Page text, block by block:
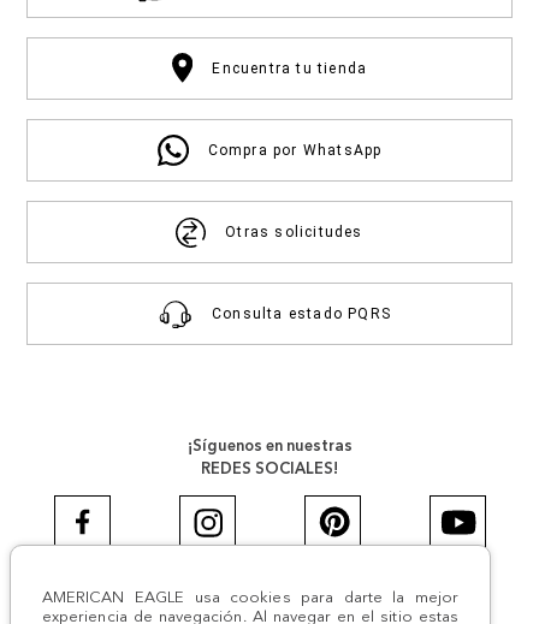
AMERICAN EAGLE usa cookies para darte la mejor
experiencia de navegación. Al navegar en el sitio estas
Encuentra tu tienda
Compra por WhatsApp
Otras solicitudes
Consulta estado PQRS
¡Síguenos en nuestras
REDES SOCIALES!
#AEJEANS #AerieREALCOL